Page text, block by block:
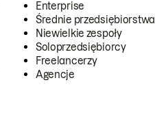
Enterprise
Średnie przedsiębiorstwa
Niewielkie zespoły
Soloprzedsiębiorcy
Freelancerzy
Agencje